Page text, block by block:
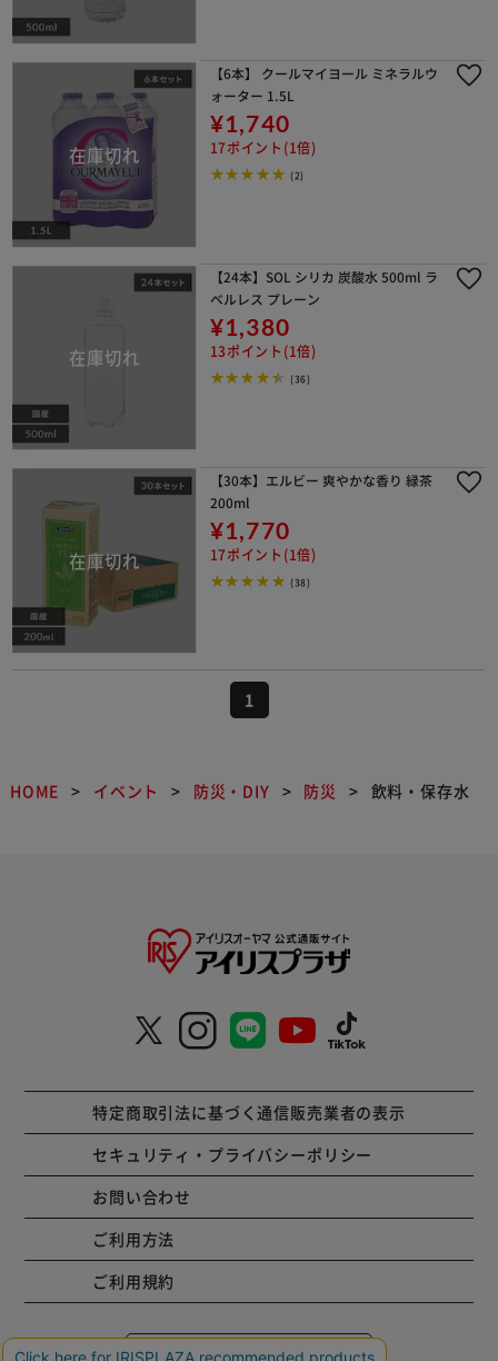
【6本】 クールマイヨール ミネラルウ
ォーター 1.5L
¥1,740
17ポイント(1倍)
(2)
【24本】SOL シリカ 炭酸水 500ml ラ
ベルレス プレーン
¥1,380
13ポイント(1倍)
(36)
【30本】エルビー 爽やかな香り 緑茶
200ml
¥1,770
17ポイント(1倍)
(38)
1
HOME イベント 防災・DIY 防災 飲料・保存水
特定商取引法に基づく通信販売業者の表示
セキュリティ・プライバシーポリシー
お問い合わせ
ご利用方法
ご利用規約
コーポレートサイト